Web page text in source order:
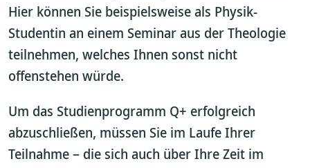
Hier können Sie beispielsweise als Physik-
Studentin an einem Seminar aus der Theologie
teilnehmen, welches Ihnen sonst nicht
offenstehen würde.
Um das Studienprogramm Q+ erfolgreich
abzuschließen, müssen Sie im Laufe Ihrer
Teilnahme – die sich auch über Ihre Zeit im